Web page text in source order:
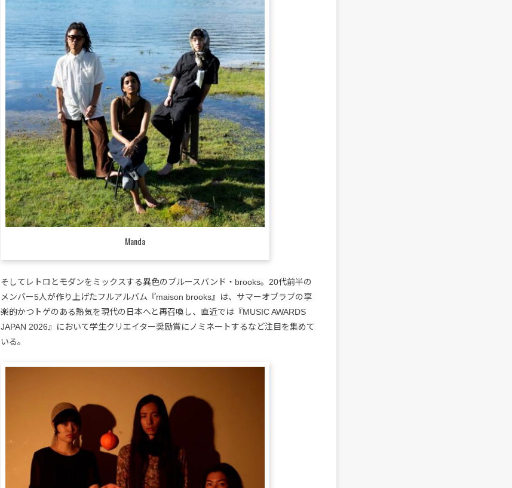
Manda
そしてレトロとモダンをミックスする異色のブルースバンド・brooks。20代前半の
メンバー5人が作り上げたフルアルバム『maison brooks』は、サマーオブラブの享
楽的かつトゲのある熱気を現代の日本へと再召喚し、直近では『MUSIC AWARDS
JAPAN 2026』において学生クリエイター奨励賞にノミネートするなど注目を集めて
いる。